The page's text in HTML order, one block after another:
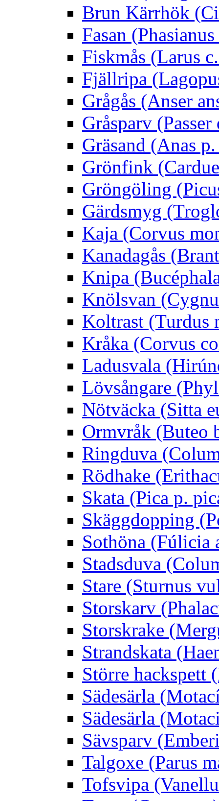
Brun Kärrhök
Fasan
Fiskmås (Larus
Fjällripa
Grågås (Anser
Gråsparv
Gräsand (Anas
Grönfink
Gröngöling
Gärdsmyg
Kaja (Corvus
Kanadagås
Knipa
Knölsvan
Koltrast (Turdus
Kråka (Corvus
Ladusvala
Lövsångare
Nötväcka (Sitta
Ormvråk (Buteo
Ringduva
Rödhake
Skata (Pica p.
Skäggdopping
Sothöna (Fúlicia
Stadsduva
Stare (Sturnus
Storskarv
Storskrake
Strandskata
Större hackspett
Sädesärla
Sädesärla
Sävsparv
Talgoxe (Parus
Tofsvipa